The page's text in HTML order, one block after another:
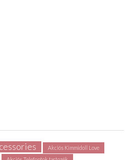
Akciós Kimmidoll Love